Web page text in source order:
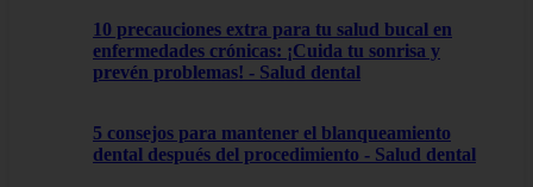
10 precauciones extra para tu salud bucal en
enfermedades crónicas: ¡Cuida tu sonrisa y
prevén problemas! - Salud dental
5 consejos para mantener el blanqueamiento
dental después del procedimiento - Salud dental